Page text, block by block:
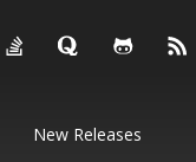
New Releases